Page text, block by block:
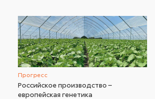
Прогресс
Российское производство –
европейская генетика